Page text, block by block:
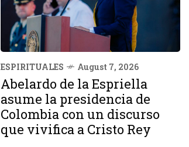
ESPIRITUALES August 7, 2026
Abelardo de la Espriella
asume la presidencia de
Colombia con un discurso
que vivifica a Cristo Rey